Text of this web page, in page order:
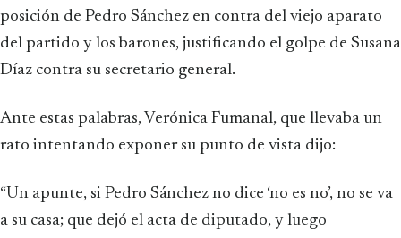
posición de Pedro Sánchez en contra del viejo aparato
del partido y los barones, justificando el golpe de Susana
Díaz contra su secretario general.
Ante estas palabras, Verónica Fumanal, que llevaba un
rato intentando exponer su punto de vista dijo:
“Un apunte, si Pedro Sánchez no dice ‘no es no’, no se va
a su casa; que dejó el acta de diputado, y luego